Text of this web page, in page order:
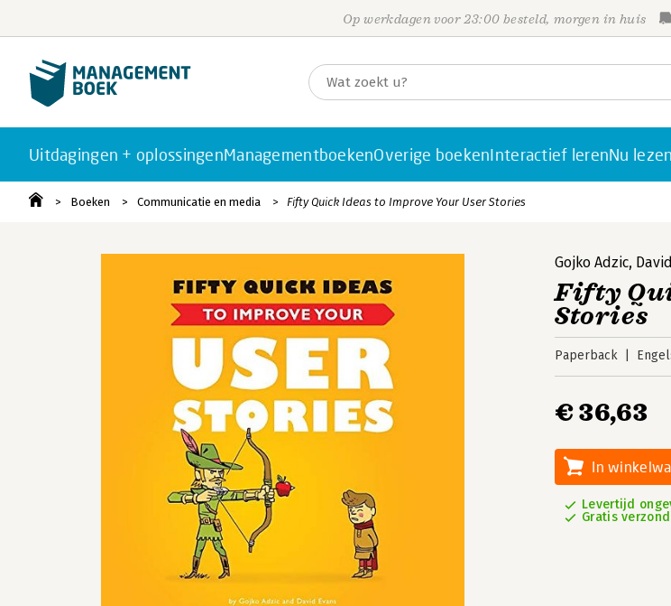
Op werkdagen voor 23:00 besteld, morgen in huis
Uitdagingen + oplossingenManagementboekenOverige boekenInteractief lerenNu lezen
Boeken Communicatie en media Fifty Quick Ideas to Improve Your User Stories
Gojko Adzic,
Fifty
Stories
Paperback
€ 36,63
In
Levertijd
Gratis